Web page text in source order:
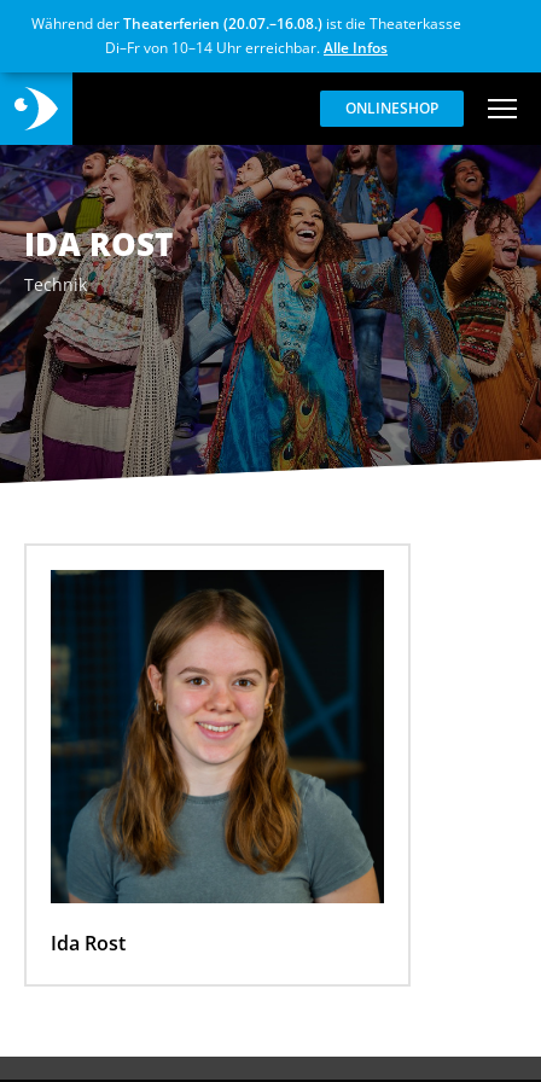
Während derTheaterferien (20.07.–16.08.) ist die Theaterkasse
Di–Fr von 10–14 Uhr erreichbar.Alle Infos
ONLINESHOP
IDA ROST
Technik
Ida Rost